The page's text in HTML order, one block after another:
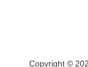
Copyright ©